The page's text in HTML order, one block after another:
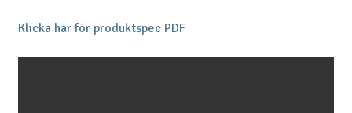
Klicka här för produktspec PDF